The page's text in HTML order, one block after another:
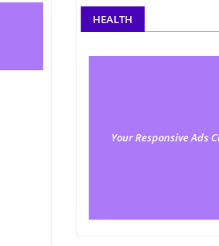
HEALTH
Your Responsive Ads